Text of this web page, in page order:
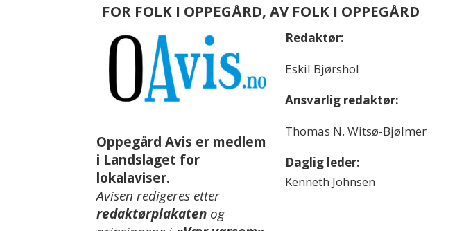
FOR FOLK I OPPEGÅRD, AV FOLK I OPPEGÅRD
Oppegård Avis er medlem
i Landslaget for
lokalaviser.
Avisen redigeres etter
redaktørplakaten og
Redaktør:
Eskil Bjørshol
Ansvarlig redaktør:
Thomas N. Witsø-Bjølmer
Daglig leder:
Kenneth Johnsen